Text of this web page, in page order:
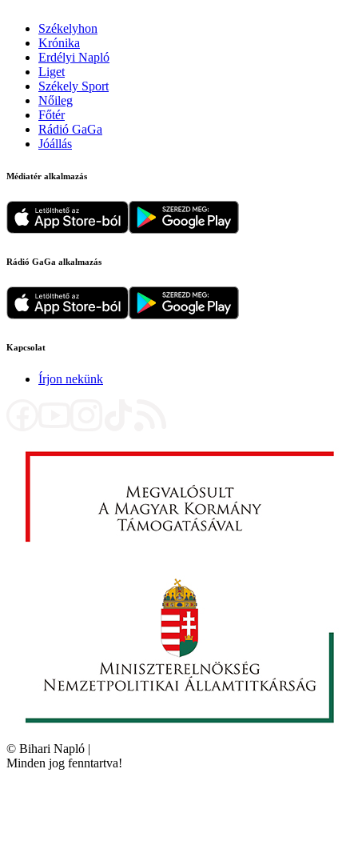
Székelyhon
Krónika
Erdélyi Napló
Liget
Székely Sport
Nőileg
Főtér
Rádió GaGa
Jóállás
Médiatér alkalmazás
Rádió GaGa alkalmazás
Kapcsolat
Írjon nekünk
© Bihari Napló |
Minden jog fenntartva!